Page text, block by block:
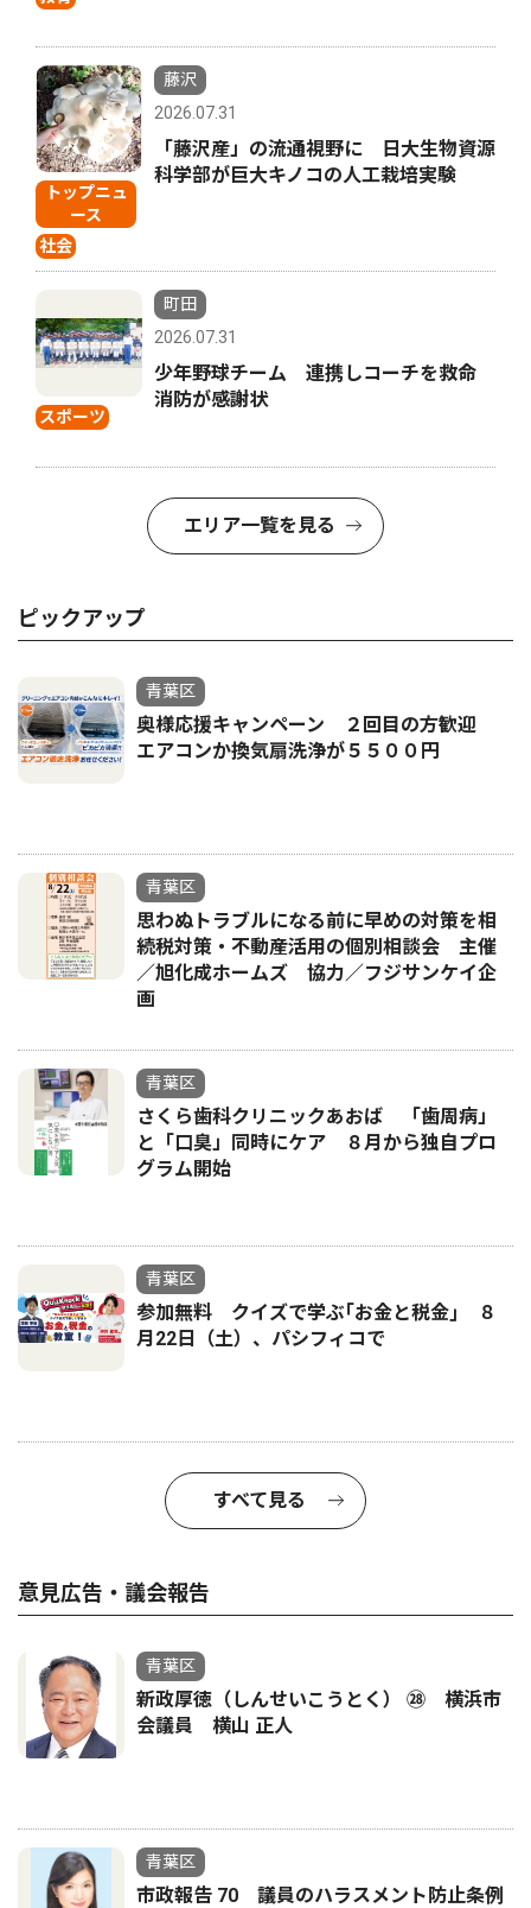
トップニュ
ース
社会
藤沢
2026.07.31
「藤沢産」の流通視野に 日大生物資源
科学部が巨大キノコの人工栽培実験
スポーツ
町田
2026.07.31
少年野球チーム 連携しコーチを救命
消防が感謝状
エリア一覧を見る
ピックアップ
青葉区
奥様応援キャンペーン ２回目の方歓迎
エアコンか換気扇洗浄が５５００円
青葉区
思わぬトラブルになる前に早めの対策を相
続税対策・不動産活用の個別相談会 主催
／旭化成ホームズ 協力／フジサンケイ企
画
青葉区
さくら歯科クリニックあおば 「歯周病」
と「口臭」同時にケア ８月から独自プロ
グラム開始
青葉区
参加無料 クイズで学ぶ｢お金と税金｣ ８
月22日（土）、パシフィコで
すべて見る
意見広告・議会報告
青葉区
新政厚徳（しんせいこうとく） ㉘ 横浜市
会議員 横山 正人
青葉区
市政報告 70 議員のハラスメント防止条例